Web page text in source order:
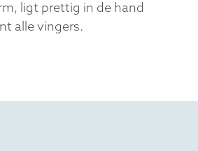
ligt prettig in de hand
alle vingers.